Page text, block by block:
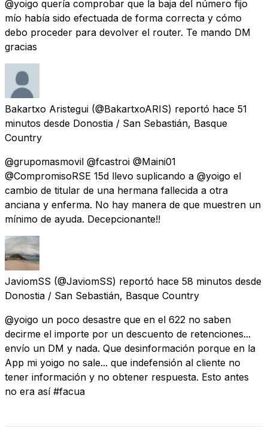
@yoigo quería comprobar que la baja del número fijo
mío había sido efectuada de forma correcta y cómo
debo proceder para devolver el router. Te mando DM
gracias
Bakartxo Aristegui (@BakartxoARIS) reportó hace 51
minutos desde Donostia / San Sebastián, Basque
Country
@grupomasmovil @fcastroi @Maini01
@CompromisoRSE 15d llevo suplicando a @yoigo el
cambio de titular de una hermana fallecida a otra
anciana y enferma. No hay manera de que muestren un
mínimo de ayuda. Decepcionante!!
JaviomSS (@JaviomSS) reportó hace 58 minutos desde
Donostia / San Sebastián, Basque Country
@yoigo un poco desastre que en el 622 no saben
decirme el importe por un descuento de retenciones...
envío un DM y nada. Que desinformación porque en la
App mi yoigo no sale... que indefensión al cliente no
tener información y no obtener respuesta. Esto antes
no era así #facua